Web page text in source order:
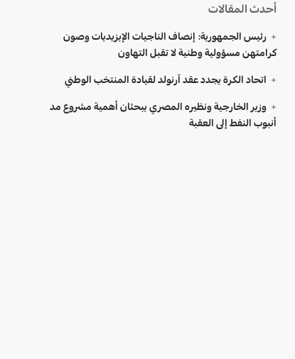
أحدث المقالات
رئيس الجمهورية: إنصاف الناجيات الإيزيديات وصون
كرامتهن مسؤولية وطنية لا تقبل التهاون
اتحاد الكرة يجدد عقد آرنولد لقيادة المنتخب الوطني
وزير الخارجية ونظيره المصري يبحثان أهمية مشروع مد
أنبوب النفط إلى العقبة